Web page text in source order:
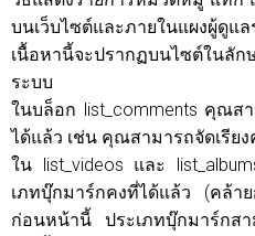
บนเว็บไซต์และภายในแผงผู้
เนื้อหานี้จะปรากฏบนไซต์ในลัก
ระบบ
ในบล็อก list_comments คุณส
ได้แล้ว เช่น คุณสามารถจัดเรีย
ใน list_videos และ
เภทบุ๊กมาร์กคงที่ได้แล้ว (คล้าย
ก่อนหน้านี้ ประเภทบุ๊กมาร์กสา